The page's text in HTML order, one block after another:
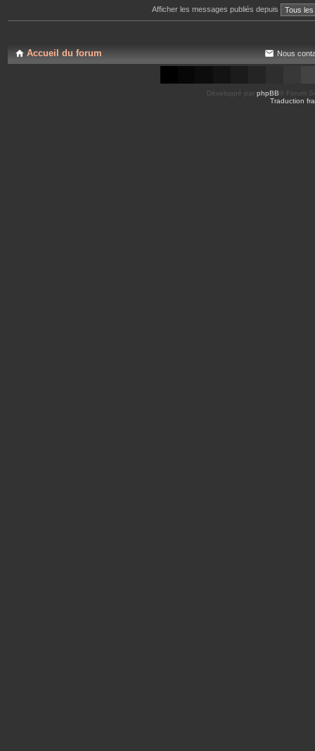
Afficher les messages publiés depuis
Accueil du forum Nous
Développé par phpBB ® Forum
Traduction